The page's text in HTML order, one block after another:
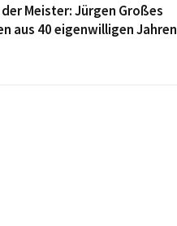
der Meister: Jürgen Großes
aus 40 eigenwilligen Jahren